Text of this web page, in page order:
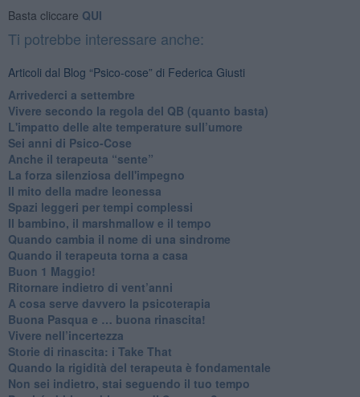
Basta cliccare QUI
Ti potrebbe interessare anche:
Articoli dal Blog “Psico-cose” di Federica Giusti
​Arrivederci a settembre
​Vivere secondo la regola del QB (quanto basta)
​L'impatto delle alte temperature sull’umore
Sei anni di Psico-Cose
​Anche il terapeuta “sente”
​La forza silenziosa dell'impegno
​Il mito della madre leonessa
Spazi leggeri per tempi complessi
Il bambino, il marshmallow e il tempo
​Quando cambia il nome di una sindrome
​Quando il terapeuta torna a casa
​Buon 1 Maggio!
Ritornare indietro di vent’anni
​A cosa serve davvero la psicoterapia
​Buona Pasqua e … buona rinascita!
​Vivere nell’incertezza
​Storie di rinascita: i Take That
​Quando la rigidità del terapeuta è fondamentale
​Non sei indietro, stai seguendo il tuo tempo